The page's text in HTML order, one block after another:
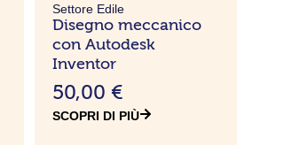
Settore Edile
Disegno meccanico
con Autodesk
Inventor
50,00 €
SCOPRI DI PIÙ